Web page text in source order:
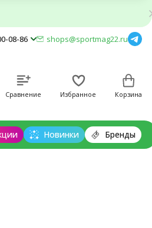
08-86 shops@sportmag22.ru
Сравнение Избранное Корзина
Новинки Бренды
минералы Добавки для